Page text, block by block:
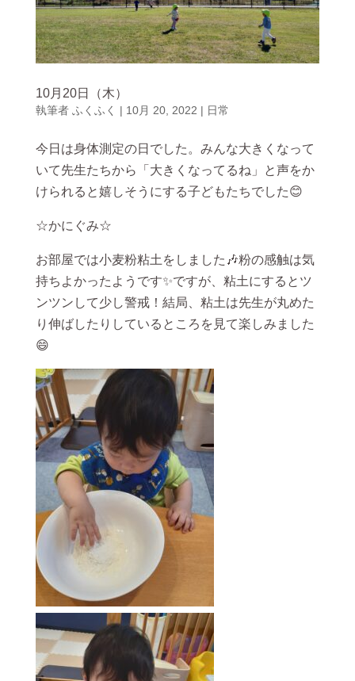
10月20日（木）
執筆者 ふくふく | 10月 20, 2022 | 日常
今日は身体測定の日でした。みんな大きくなって
いて先生たちから「大きくなってるね」と声をか
けられると嬉しそうにする子どもたちでした😊
☆かにぐみ☆
お部屋では小麦粉粘土をしました🎶粉の感触は気
持ちよかったようです✨ですが、粘土にするとツ
ンツンして少し警戒！結局、粘土は先生が丸めた
り伸ばしたりしているところを見て楽しみました
😄